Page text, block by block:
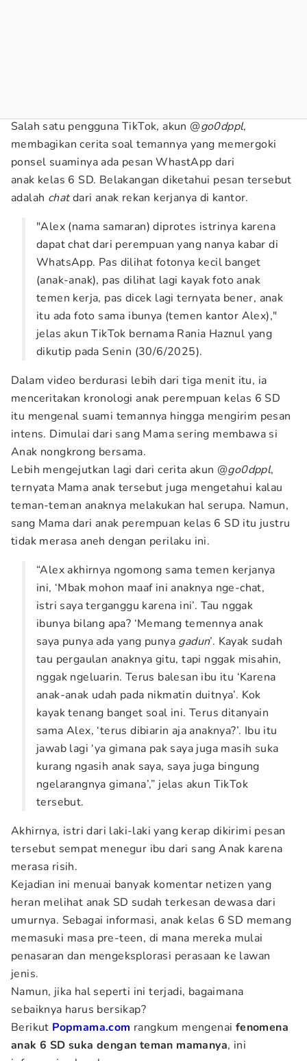
Salah satu pengguna TikTok, akun @go0dppl,
membagikan cerita soal temannya yang memergoki
ponsel suaminya ada pesan WhastApp dari
anak kelas 6 SD. Belakangan diketahui pesan tersebut
adalah chatdari anak rekan kerjanya di kantor.
"Alex (nama samaran) diprotes istrinya karena
dapat chat dari perempuan yang nanya kabar di
WhatsApp. Pas dilihat fotonya kecil banget
(anak-anak), pas dilihat lagi kayak foto anak
temen kerja, pas dicek lagi ternyata bener, anak
itu ada foto sama ibunya (temen kantor Alex),"
jelas akun TikTok bernama Rania Haznul yang
dikutip pada Senin (30/6/2025).
Dalam video berdurasi lebih dari tiga menit itu, ia
menceritakan kronologi anak perempuan kelas 6 SD
itu mengenal suami temannya hingga mengirim pesan
intens. Dimulai dari sang Mama sering membawa si
Anak nongkrong bersama.
Lebih mengejutkan lagi dari cerita akun @go0dppl,
ternyata Mama anak tersebut juga mengetahui kalau
teman-teman anaknya melakukan hal serupa. Namun,
sang Mama dari anak perempuan kelas 6 SD itu justru
tidak merasa aneh dengan perilaku ini.
“Alex akhirnya ngomong sama temen kerjanya
ini, ‘Mbak mohon maaf ini anaknya nge-chat,
istri saya terganggu karena ini’. Tau nggak
ibunya bilang apa? ‘Memang temennya anak
saya punya ada yang punya gadun’. Kayak sudah
tau pergaulan anaknya gitu, tapi nggak misahin,
nggak ngeluarin. Terus balesan ibu itu ‘Karena
anak-anak udah pada nikmatin duitnya’. Kok
kayak tenang banget soal ini. Terus ditanyain
sama Alex, ‘terus dibiarin aja anaknya?’. Ibu itu
jawab lagi ‘ya gimana pak saya juga masih suka
kurang ngasih anak saya, saya juga bingung
ngelarangnya gimana’,” jelas akun TikTok
tersebut.
Akhirnya, istri dari laki-laki yang kerap dikirimi pesan
tersebut sempat menegur ibu dari sang Anak karena
merasa risih.
Kejadian ini menuai banyak komentar netizen yang
heran melihat anak SD sudah terkesan dewasa dari
umurnya. Sebagai informasi, anak kelas 6 SD memang
memasuki masa pre-teen, di mana mereka mulai
penasaran dan mengeksplorasi perasaan ke lawan
jenis.
Namun, jika hal seperti ini terjadi, bagaimana
sebaiknya harus bersikap?
Berikut Popmama.com rangkum mengenai fenomena
anak 6 SD suka dengan teman mamanya, ini